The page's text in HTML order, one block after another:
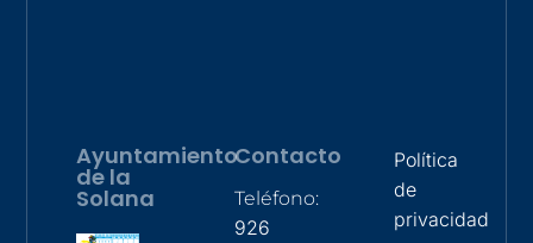
Ayuntamiento
de la
Solana
Contacto
Teléfono:
926
Política
de
privacidad